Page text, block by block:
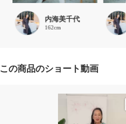
内海美千代
162cm
この商品のショート動画